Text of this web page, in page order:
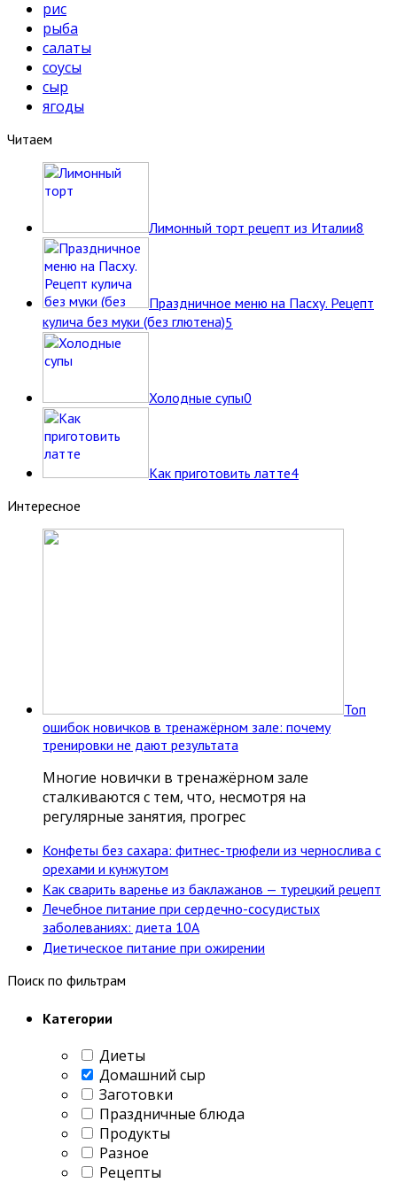
рис
рыба
салаты
соусы
сыр
ягоды
Читаем
Лимонный торт рецепт из Италии8
Праздничное меню на Пасху. Рецепт
кулича без муки (без глютена)5
Холодные супы0
Как приготовить латте4
Интересное
Топ
ошибок новичков в тренажёрном зале: почему
тренировки не дают результата
Многие новички в тренажёрном зале
сталкиваются с тем, что, несмотря на
регулярные занятия, прогрес
Конфеты без сахара: фитнес-трюфели из чернослива с
орехами и кунжутом
Как сварить варенье из баклажанов — турецкий рецепт
Лечебное питание при сердечно-сосудистых
заболеваниях: диета 10А
Диетическое питание при ожирении
Поиск по фильтрам
Категории
Диеты
Домашний сыр
Заготовки
Праздничные блюда
Продукты
Разное
Рецепты